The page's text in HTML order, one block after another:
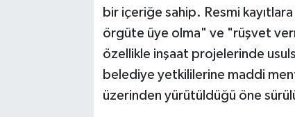
bir içeriğe sahip. Resmi
örgüte üye olma" ve "rüşvet
özellikle inşaat projelerinde
belediye yetkililerine maddi
üzerinden yürütüldüğü öne